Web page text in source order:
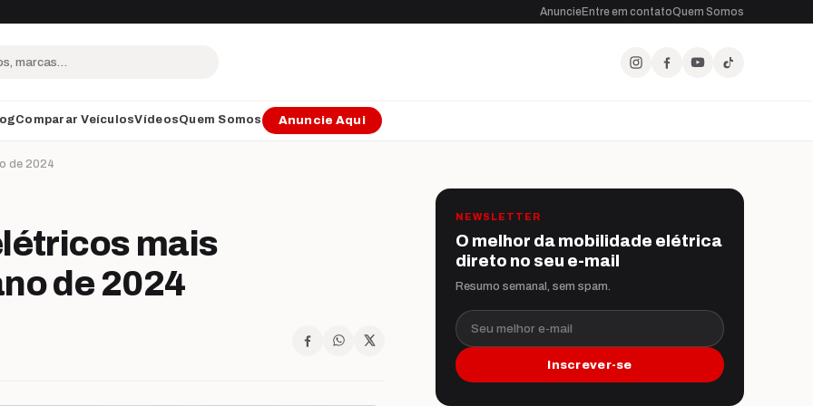
AnuncieEntre em contatoQuem Somos
Comparar VeículosVídeosQuem Somos Anuncie Aqui
de 2024
mais
de 2024
NEWSLETTER
O melhor da mobilidade elétrica
direto no seu e-mail
Resumo semanal, sem spam.
Seu melhor e-mail
Inscrever-se